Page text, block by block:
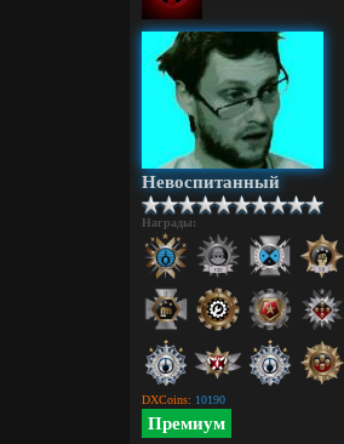
Невоспитанный
Награды:
DXCoins: 10190
Премиум